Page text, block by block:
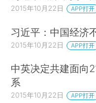
2015年10月22日 APP打开
习近平：中国经济
2015年10月22日 APP打开
中英决定共建面向
系
2015年10月22日 APP打开